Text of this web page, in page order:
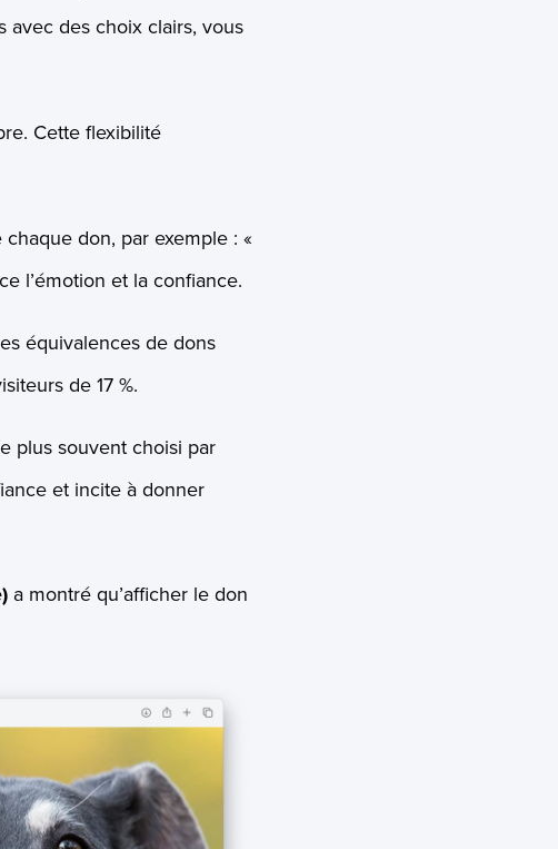
avec des choix clairs, vous
Cette flexibilité
don, par exemple : «
l’émotion et la confiance.
équivalences de dons
de 17 %.
plus souvent choisi par
et incite à donner
a montré qu’afficher le don